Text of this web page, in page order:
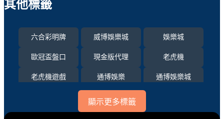
其他標籤
六合彩明牌 威博娛樂城
娛樂城
歐冠盃盤口
現金版代理
老虎機
老虎機遊戲
通博娛樂
通博娛樂城
運彩比分
顯示更多標籤